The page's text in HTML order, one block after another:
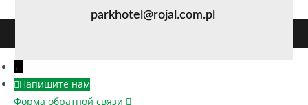
parkhotel@rojal.com.pl
←
Напишите нам
Форма обратной связи